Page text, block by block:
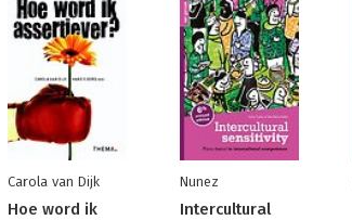
Carola van Dijk
Hoe word ik
Nunez
Intercultural